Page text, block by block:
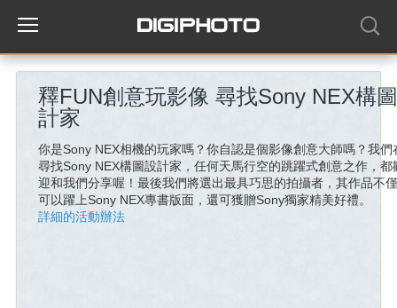
釋FUN創意玩影像 尋找Sony NEX構
計家
你是Sony NEX相機的玩家嗎？你自認是個影像創意大師嗎？我們
尋找Sony NEX構圖設計家，任何天馬行空的跳躍式創意之作，都
迎和我們分享喔！最後我們將選出最具巧思的拍攝者，其作品不
可以躍上Sony NEX專書版面，還可獲贈Sony獨家精美好禮。
詳細的活動辦法